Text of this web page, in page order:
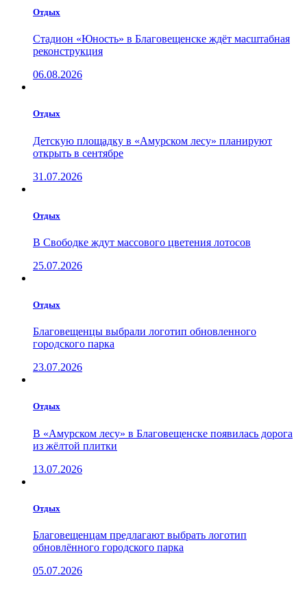
Отдых
Стадион «Юность» в Благовещенске ждёт масштабная
реконструкция
06.08.2026
Отдых
Детскую площадку в «Амурском лесу» планируют
открыть в сентябре
31.07.2026
Отдых
В Свободке ждут массового цветения лотосов
25.07.2026
Отдых
Благовещенцы выбрали логотип обновленного
городского парка
23.07.2026
Отдых
В «Амурском лесу» в Благовещенске появилась дорога
из жёлтой плитки
13.07.2026
Отдых
Благовещенцам предлагают выбрать логотип
обновлённого городского парка
05.07.2026